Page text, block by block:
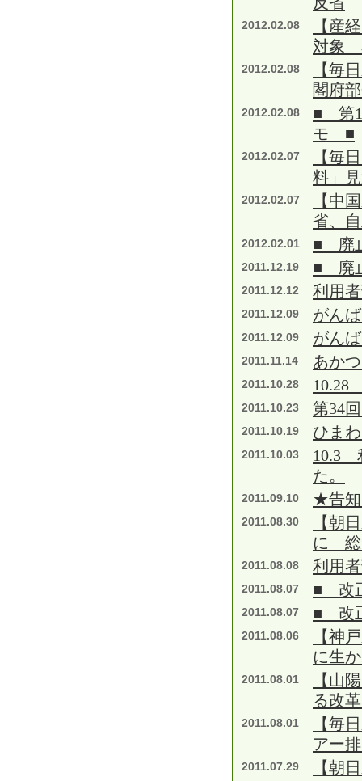
2012.02.08
【産
対象
2012.02.08
【毎
閣府
2012.02.08
■ 第
モ ■
2012.02.07
【毎
料」
2012.02.07
【中
省、
2012.02.01 ■ 廃
2011.12.19 ■ 廃
2011.12.12 利用
2011.12.09 がん
2011.12.09 がん
2011.11.14 あか
2011.10.28 10.28
2011.10.23 第34
2011.10.19 ひま
2011.10.03
10.3
た。
2011.09.10 ★告知
2011.08.30
【朝
に 総
2011.08.08 利用
2011.08.07 ■ 改
2011.08.07 ■ 改
2011.08.06
【神
に生
2011.08.01
【山
る改
2011.08.01
【毎
アー
2011.07.29 【朝